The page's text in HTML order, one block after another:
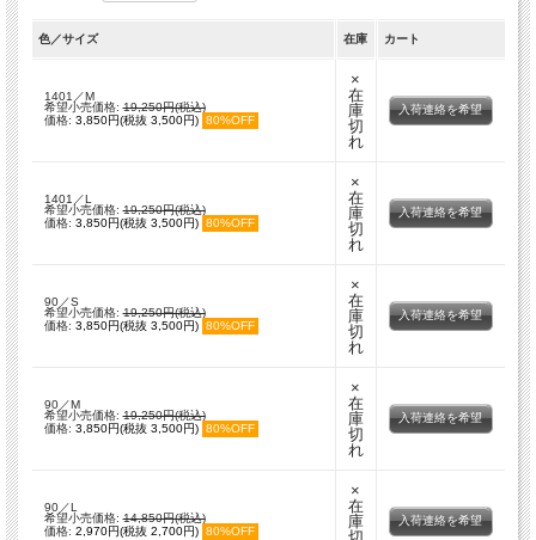
色／サイズ 在庫 カート
1401／M
希望小売価格:19,250円(税込)
価格: 3,850円(税抜 3,500円) 80%OFF
×
在
庫
切
れ
入荷連絡を希望
1401／L
希望小売価格:19,250円(税込)
価格: 3,850円(税抜 3,500円) 80%OFF
×
在
庫
切
れ
入荷連絡を希望
90／S
希望小売価格:19,250円(税込)
価格: 3,850円(税抜 3,500円) 80%OFF
×
在
庫
切
れ
入荷連絡を希望
90／M
希望小売価格:19,250円(税込)
価格: 3,850円(税抜 3,500円) 80%OFF
×
在
庫
切
れ
入荷連絡を希望
90／L
希望小売価格:14,850円(税込)
価格: 2,970円(税抜 2,700円) 80%OFF
×
在
庫
入荷連絡を希望